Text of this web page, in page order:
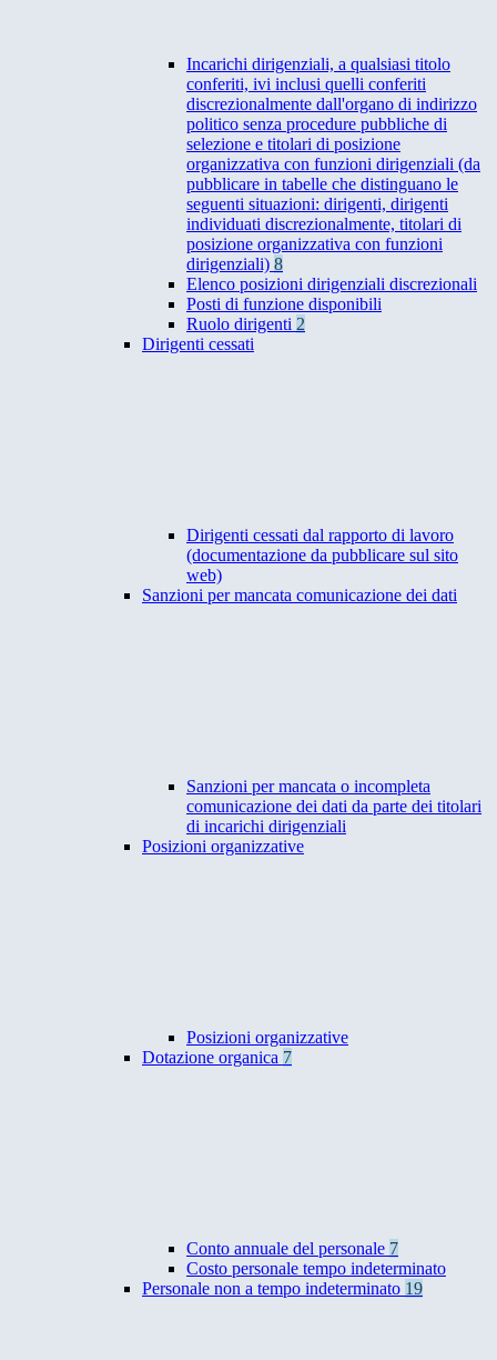
Incarichi dirigenziali, a qualsiasi titolo
conferiti, ivi inclusi quelli conferiti
discrezionalmente dall'organo di indirizzo
politico senza procedure pubbliche di
selezione e titolari di posizione
organizzativa con funzioni dirigenziali (da
pubblicare in tabelle che distinguano le
seguenti situazioni: dirigenti, dirigenti
individuati discrezionalmente, titolari di
posizione organizzativa con funzioni
dirigenziali) 8
Elenco posizioni dirigenziali discrezionali
Posti di funzione disponibili
Ruolo dirigenti 2
Dirigenti cessati
Dirigenti cessati dal rapporto di lavoro
(documentazione da pubblicare sul sito
web)
Sanzioni per mancata comunicazione dei dati
Sanzioni per mancata o incompleta
comunicazione dei dati da parte dei titolari
di incarichi dirigenziali
Posizioni organizzative
Posizioni organizzative
Dotazione organica 7
Conto annuale del personale 7
Costo personale tempo indeterminato
Personale non a tempo indeterminato 19